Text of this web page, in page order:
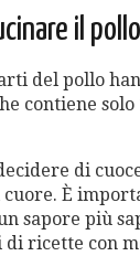
il pollo
del pollo
contiene
di
cuore. È
sapore più
di ricette con